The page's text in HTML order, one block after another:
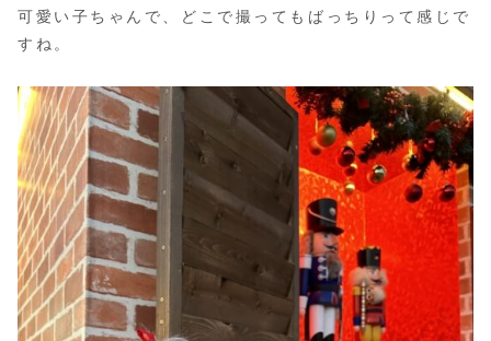
可愛い子ちゃんで、どこで撮ってもばっちりって感じで
すね。